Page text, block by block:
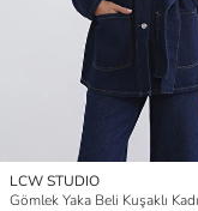
LCW STUDIO
Gömlek Yaka Beli Kuşaklı